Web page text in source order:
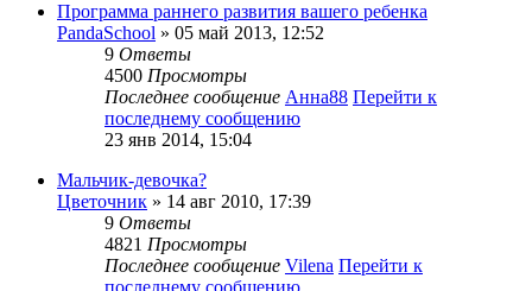
Программа раннего развития вашего ребенка
PandaSchool » 05 май 2013, 12:52
9 Ответы
4500 Просмотры
Последнее сообщение Анна88 Перейти к
последнему сообщению
23 янв 2014, 15:04
Мальчик-девочка?
Цветочник » 14 авг 2010, 17:39
9 Ответы
4821 Просмотры
Последнее сообщение Vilena Перейти к
последнему сообщению